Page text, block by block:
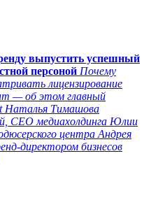
выпустить успешный
персоной Почему
лицензирование
— об этом главный
Наталья Тимашова
СЕО медиахолдинга Юлии
центра Андрея
директором бизнесов